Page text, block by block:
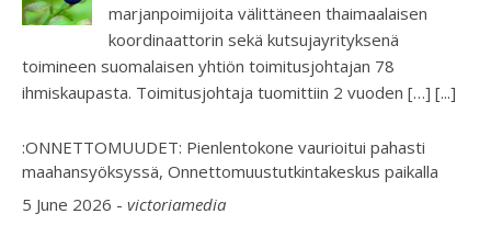
marjanpoimijoita välittäneen thaimaalaisen
koordinaattorin sekä kutsujayrityksenä
toimineen suomalaisen yhtiön toimitusjohtajan 78
ihmiskaupasta. Toimitusjohtaja tuomittiin 2 vuoden […] [...]
:ONNETTOMUUDET: Pienlentokone vaurioitui pahasti
maahansyöksyssä, Onnettomuustutkintakeskus paikalla
5 June 2026 - victoriamedia